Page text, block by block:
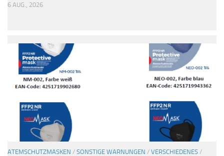
6 AUG., 2026
ATEMSCHUTZMASKEN / SONSTIGE WARNUNGEN / VERSCHIEDENES /